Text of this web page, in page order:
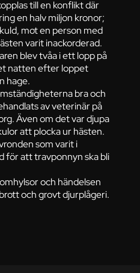
till en konflikt där
en halv miljon kronor;
mot en person med
varit inackorderad.
blev tvåa i ett lopp på
natten efter loppet
hage.
bra och
av veterinär på
Även om det var djupa
att plocka ur hästen.
som varit i
för att travponnyn ska bli
och händelsen
och grovt djurplågeri.